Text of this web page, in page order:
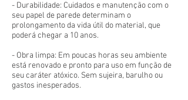
- Durabilidade: Cuidados e manutenção com o
seu papel de parede determinam o
prolongamento da vida útil do material, que
poderá chegar a 10 anos.
- Obra limpa: Em poucas horas seu ambiente
está renovado e pronto para uso em função de
seu caráter atóxico. Sem sujeira, barulho ou
gastos inesperados.